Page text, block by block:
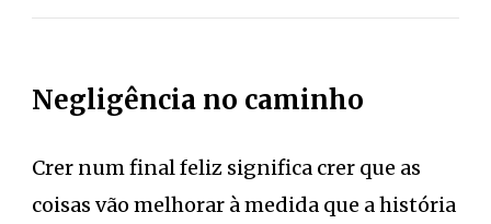
Negligência no caminho
Crer num final feliz significa crer que as
coisas vão melhorar à medida que a história